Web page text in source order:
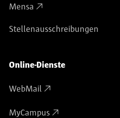
Mensa
Stellenausschreibungen
Online-Dienste
WebMail
MyCampus